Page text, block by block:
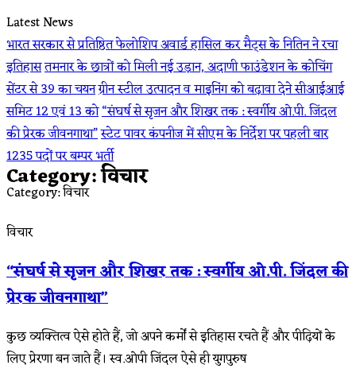
Latest News
भारत सरकार से प्रतिष्ठित फेलोशिप अवार्ड हासिल कर मैट्स के नितिन ने रचा
इतिहासतमनार के छात्रों को मिली नई उड़ान, अदाणी फाउंडेशन के कोचिंग
सेंटर से 39 का चयनग्रीन स्टील उत्पादन व माइनिंग को बढ़ावा देने सीआईआई
समिट 12 एवं 13 को“संघर्ष से सृजन और शिखर तक : स्वर्गीय ओ.पी. जिंदल
की प्रेरक जीवनगाथा”स्टेट पावर कंपनीज में सीएम के निर्देश पर पहली बार
1235 पदों पर बम्पर भर्ती
Category: विचार
Category: विचार
विचार
“संघर्ष से सृजन और शिखर तक : स्वर्गीय ओ.पी. जिंदल की
प्रेरक जीवनगाथा”
कुछ व्यक्तित्व ऐसे होते हैं, जो अपने कर्मों से इतिहास रचते हैं और पीढ़ियों के
लिए प्रेरणा बन जाते हैं। स्व.ओपी जिंदल ऐसे ही युगपुरुष